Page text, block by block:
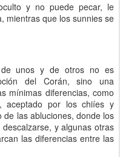
y no puede pecar, le
mientras que los sunnies se
unos y de otros no es
del Corán, sino una
mínimas diferencias, como
aceptado por los chiíes y
las abluciones, donde los
y algunas otras
las diferencias entre las